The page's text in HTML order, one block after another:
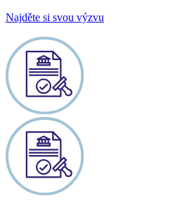
Najděte si svou výzvu